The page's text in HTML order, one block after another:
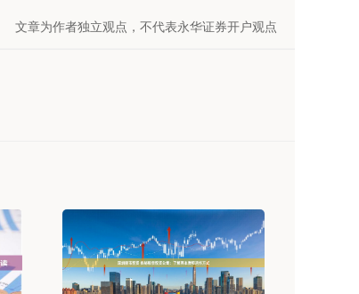
文章为作者独立观点，不代表永华证券开户观点